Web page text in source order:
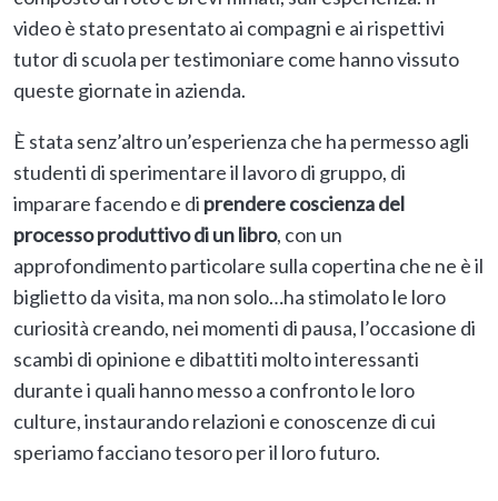
video è stato presentato ai compagni e ai rispettivi
tutor di scuola per testimoniare come hanno vissuto
queste giornate in azienda.
È stata senz’altro un’esperienza che ha permesso agli
studenti di sperimentare il lavoro di gruppo, di
imparare facendo e di prendere coscienza del
processo produttivo di un libro, con un
approfondimento particolare sulla copertina che ne è il
biglietto da visita, ma non solo…ha stimolato le loro
curiosità creando, nei momenti di pausa, l’occasione di
scambi di opinione e dibattiti molto interessanti
durante i quali hanno messo a confronto le loro
culture, instaurando relazioni e conoscenze di cui
speriamo facciano tesoro per il loro futuro.